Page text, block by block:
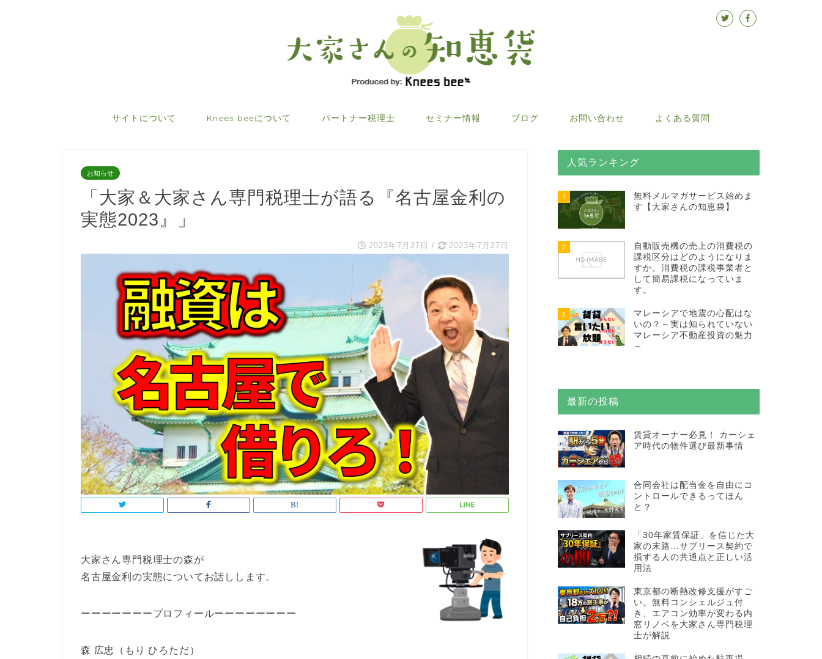
サイトについて Knees beeについて パートナー税理士 セミナー情報 ブログ お問い合わせ よくある質問
お知らせ
「大家＆大家さん専門税理士が語る『名古屋金利の
実態2023』」
2023年7月27日 / 2023年7月27日
大家さん専門税理士の森が
名古屋金利の実態についてお話しします。
ーーーーーーープロフィールーーーーーーーー
森 広忠（もり ひろただ）
人気ランキング
1
無料メルマガサービス始めま
す【大家さんの知恵袋】
2
自動販売機の売上の消費税の
課税区分はどのようになりま
すか。消費税の課税事業者と
して簡易課税になっていま
す。
3
マレーシアで地震の心配はな
いの？～実は知られていない
マレーシア不動産投資の魅力
～
最新の投稿
賃貸オーナー必見！ カーシェ
ア時代の物件選び最新事情
合同会社は配当金を自由にコ
ントロールできるってほん
と？
「30年家賃保証」を信じた大
家の末路…サブリース契約で
損する人の共通点と正しい活
用法
東京都の断熱改修支援がすご
い。無料コンシェルジュ付
き、エアコン効率が変わる内
窓リノベを大家さん専門税理
士が解説